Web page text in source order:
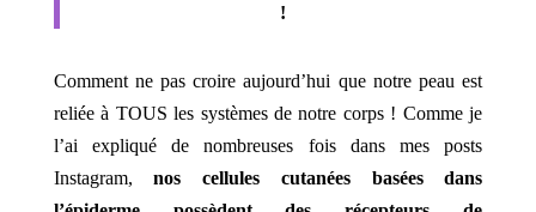
!
Comment ne pas croire aujourd’hui que notre peau est
reliée à TOUS les systèmes de notre corps ! Comme je
l’ai expliqué de nombreuses fois dans mes posts
Instagram,nos cellules cutanées basées dans